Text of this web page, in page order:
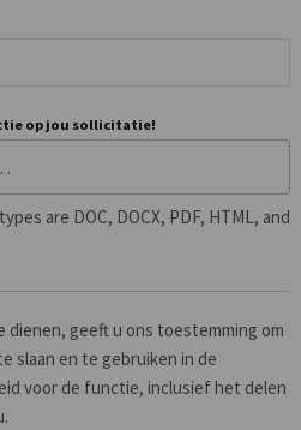
op jou sollicitatie!
are DOC, DOCX, PDF, HTML, and
dienen, geeft u ons toestemming om
slaan en te gebruiken in de
voor de functie, inclusief het delen